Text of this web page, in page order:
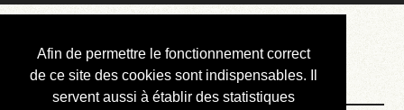
Afin de permettre le fonctionnement correct
de ce site des cookies sont indispensables. Il
servent aussi à établir des statistiques
Courbis, « LE »
Blog Officiel